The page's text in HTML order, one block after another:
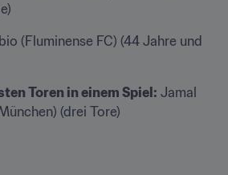
(Fluminense FC) (44 Jahre und
Toren in einem Spiel: Jamal
(drei Tore)